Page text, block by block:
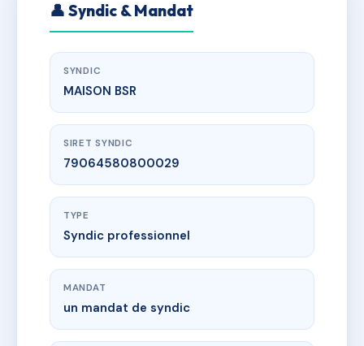
👤 Syndic & Mandat
SYNDIC
MAISON BSR
SIRET SYNDIC
79064580800029
TYPE
Syndic professionnel
MANDAT
un mandat de syndic